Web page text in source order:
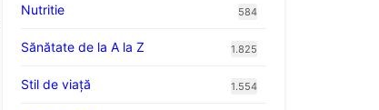
Nutritie 584
Sănătate de la A la Z 1.825
Stil de viaţă 1.554